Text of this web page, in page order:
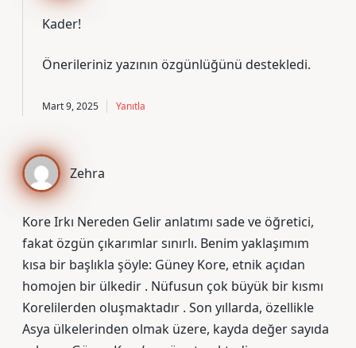
Kader!
Önerileriniz yazının özgünlüğünü destekledi.
Mart 9, 2025 Yanıtla
Zehra
Kore Irkı Nereden Gelir anlatımı sade ve öğretici,
fakat özgün çıkarımlar sınırlı. Benim yaklaşımım
kısa bir başlıkla şöyle: Güney Kore, etnik açıdan
homojen bir ülkedir . Nüfusun çok büyük bir kısmı
Korelilerden oluşmaktadır . Son yıllarda, özellikle
Asya ülkelerinden olmak üzere, kayda değer sayıda